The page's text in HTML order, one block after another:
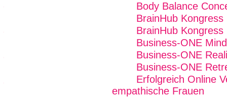
Body Balance
BrainHub
BrainHub
Business-ONE
Business-ONE
Business-ONE
Erfolgreich Online
empathische Frauen